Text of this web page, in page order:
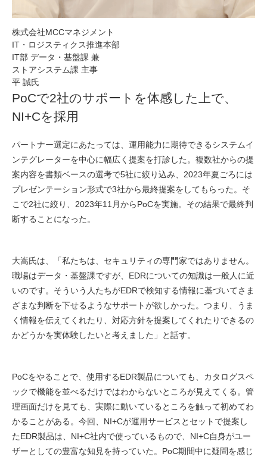
株式会社MCCマネジメント
IT・ロジスティクス推進本部
IT部 データ・基盤課 兼
ストアシステム課 主事
平 誠氏
PoCで2社のサポートを体感した上で、
NI+Cを採用
パートナー選定にあたっては、運用能力に期待できるシステムイ
ンテグレーターを中心に幅広く提案を打診した。複数社からの提
案内容を書類ベースの選考で5社に絞り込み、2023年夏ごろには
プレゼンテーション形式で3社から最終提案をしてもらった。そ
こで2社に絞り、2023年11月からPoCを実施。その結果で最終判
断することになった。
大嵩氏は、「私たちは、セキュリティの専門家ではありません。
職場はデータ・基盤課ですが、EDRについての知識は一般人に近
いのです。そういう人たちがEDRで検知する情報に基づいてさま
ざまな判断を下せるようなサポートが欲しかった。つまり、うま
く情報を伝えてくれたり、対応方針を提案してくれたりできるの
かどうかを実体験したいと考えました」と話す。
PoCをやることで、使用するEDR製品についても、カタログスペ
ックで機能を並べるだけではわからないところが見えてくる。管
理画面だけを見ても、実際に動いているところを触って初めてわ
かることがある。今回、NI+Cが運用サービスとセットで提案し
たEDR製品は、NI+C社内で使っているもので、NI+C自身がユー
ザーとしての豊富な知見を持っていた。PoC期間中に疑問を感じ